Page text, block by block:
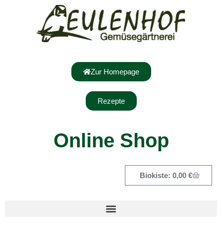
Zur Homepage
Rezepte
Online Shop
0,00 €